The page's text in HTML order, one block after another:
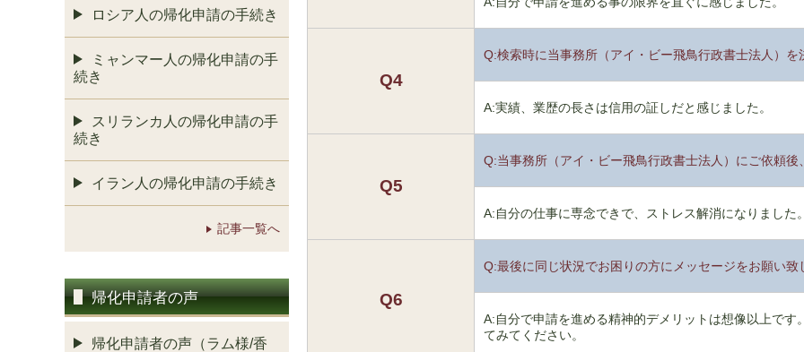
Q4
Q:検索時に当事務所（アイ・ビー飛鳥行政書士法人）
A:実績、業歴の長さは信用の証しだと感じました。
Q5
Q:当事務所（アイ・ビー飛鳥行政書士法人）にご依頼
A:自分の仕事に専念できで、ストレス解消になりました
Q6
Q:最後に同じ状況でお困りの方にメッセージをお願い致
A:自分で申請を進める精神的デメリットは想像以上で
てみてください。
ロシア人の帰化申請の手続き
ミャンマー人の帰化申請の手
続き
スリランカ人の帰化申請の手
続き
イラン人の帰化申請の手続き
記事一覧へ
帰化申請者の声
帰化申請者の声（ラム様/香